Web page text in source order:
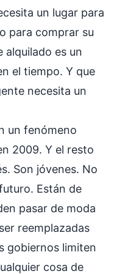
un lugar para
para comprar su
alquilado es un
el tiempo. Y que
necesita un
un fenómeno
2009. Y el resto
Son jóvenes. No
Están de
pasar de moda
reemplazadas
gobiernos limiten
cosa de